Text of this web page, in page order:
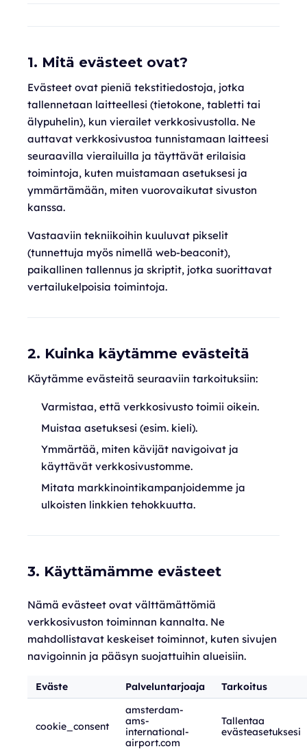
1. Mitä evästeet ovat?
Evästeet ovat pieniä tekstitiedostoja, jotka
tallennetaan laitteellesi (tietokone, tabletti tai
älypuhelin), kun vierailet verkkosivustolla. Ne
auttavat verkkosivustoa tunnistamaan laitteesi
seuraavilla vierailuilla ja täyttävät erilaisia
toimintoja, kuten muistamaan asetuksesi ja
ymmärtämään, miten vuorovaikutat sivuston
kanssa.
Vastaaviin tekniikoihin kuuluvat pikselit
(tunnettuja myös nimellä web-beaconit),
paikallinen tallennus ja skriptit, jotka suorittavat
vertailukelpoisia toimintoja.
2. Kuinka käytämme evästeitä
Käytämme evästeitä seuraaviin tarkoituksiin:
Varmistaa, että verkkosivusto toimii oikein.
Muistaa asetuksesi (esim. kieli).
Ymmärtää, miten kävijät navigoivat ja
käyttävät verkkosivustomme.
Mitata markkinointikampanjoidemme ja
ulkoisten linkkien tehokkuutta.
3. Käyttämämme evästeet
Nämä evästeet ovat välttämättömiä
verkkosivuston toiminnan kannalta. Ne
mahdollistavat keskeiset toiminnot, kuten sivujen
navigoinnin ja pääsyn suojattuihin alueisiin.
Eväste Palveluntarjoaja Tarkoitus
cookie_consent
amsterdam-
ams-
international-
airport.com
Tallentaa
evästeasetuksesi